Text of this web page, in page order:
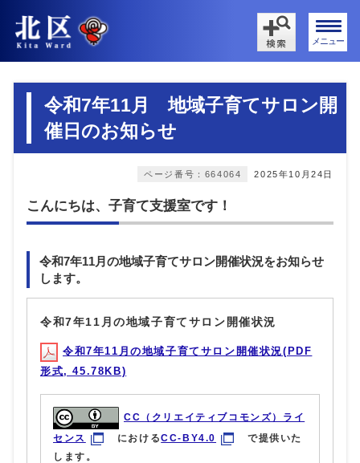
メニュー
令和7年11月 地域子育てサロン開
催日のお知らせ
2025年10月24日
ページ番号：664064
こんにちは、子育て支援室です！
令和7年11月の地域子育てサロン開催状況をお知らせ
します。
令和7年11月の地域子育てサロン開催状況
令和7年11月の地域子育てサロン開催状況(PDF
形式, 45.78KB)
CC（クリエイティブコモンズ）ライ
センス
におけるCC-BY4.0
で提供いた
します。